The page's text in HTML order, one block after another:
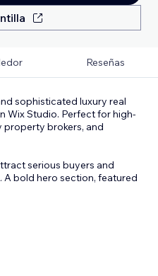
Reseñas
sophisticated luxury real
Wix Studio. Perfect for high-
property brokers, and
serious buyers and
bold hero section, featured